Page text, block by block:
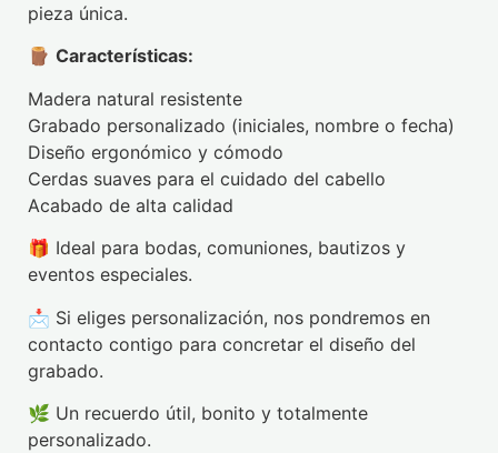
pieza única.
🪵 Características:
Madera natural resistente
Grabado personalizado (iniciales, nombre o fecha)
Diseño ergonómico y cómodo
Cerdas suaves para el cuidado del cabello
Acabado de alta calidad
🎁 Ideal para bodas, comuniones, bautizos y
eventos especiales.
📩 Si eliges personalización, nos pondremos en
contacto contigo para concretar el diseño del
grabado.
🌿 Un recuerdo útil, bonito y totalmente
personalizado.